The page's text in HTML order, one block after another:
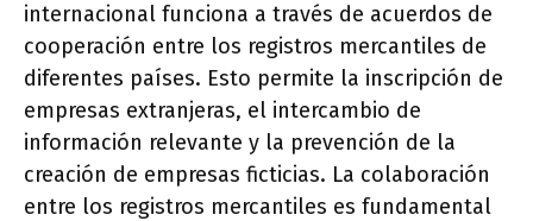
internacional funciona a través de acuerdos de
cooperación entre los registros mercantiles de
diferentes países. Esto permite la inscripción de
empresas extranjeras, el intercambio de
información relevante y la prevención de la
creación de empresas ficticias. La colaboración
entre los registros mercantiles es fundamental